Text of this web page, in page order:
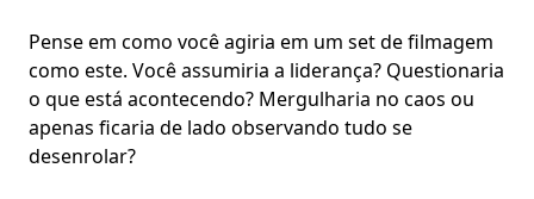
Pense em como você agiria em um set de filmagem
como este. Você assumiria a liderança? Questionaria
o que está acontecendo? Mergulharia no caos ou
apenas ficaria de lado observando tudo se
desenrolar?